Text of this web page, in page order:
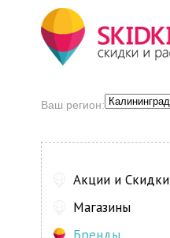
Ваш регион:
Акции и Скидки
Магазины